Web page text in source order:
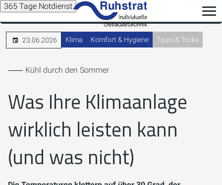
365 Tage Notdienst
23.06.2026 Klima Komfort & Hygiene Tipps & Tricks
⸺ Kühl durch den Sommer
Was Ihre Klimaanlage
wirklich leisten kann
(und was nicht)